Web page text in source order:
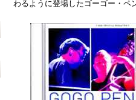
わるように登場したゴーゴー・ペ